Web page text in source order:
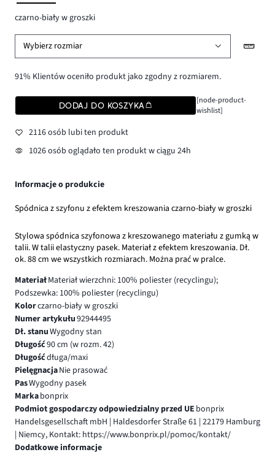
czarno-biały w groszki
Wybierz rozmiar
91% Klientów oceniło produkt jako zgodny z rozmiarem.
DODAJ DO KOSZYKA
[node-product-
wishlist]
2116 osób lubi ten produkt
1026 osób oglądało ten produkt w ciągu 24h
Informacje o produkcie
Spódnica z szyfonu z efektem kreszowania czarno-biały w groszki
Stylowa spódnica szyfonowa z kreszowanego materiału z gumką w
talii. W talii elastyczny pasek. Materiał z efektem kreszowania. Dł.
ok. 88 cm we wszystkich rozmiarach. Można prać w pralce.
MateriałMateriał wierzchni: 100% poliester (recyclingu);
Podszewka: 100% poliester (recyclingu)
Kolorczarno-biały w groszki
Numer artykułu92944495
Dł. stanuWygodny stan
Długość90 cm (w rozm. 42)
Długośćdługa/maxi
PielęgnacjaNie prasować
PasWygodny pasek
Markabonprix
Podmiot gospodarczy odpowiedzialny przed UE bonprix
Handelsgesellschaft mbH | Haldesdorfer Straße 61 | 22179 Hamburg
| Niemcy, Kontakt: https://www.bonprix.pl/pomoc/kontakt/
Dodatkowe informacje